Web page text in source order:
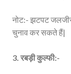
नोट:- झटपट
चुनाव कर सकते हैं|
3. रबड़ी कुल्फी:-